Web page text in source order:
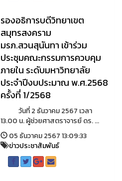
รองอธิการบดีวิทยาเขต
สมุทรสงคราม
มรภ.สวนสุนันทา เข้าร่วม
ประชุมคณะกรรมการควบคุม
ภายใน ระดับมหาวิทยาลัย
ประจำปีงบประมาณ พ.ศ.2568
ครั้งที่ 1/2568
วันที่ 2 ธันวาคม 2567 เวลา
13.00 น. ผู้ช่วยศาสตราจารย์ ดร. ...
05 ธันวาคม 2567 13:09:33
ข่าวประชาสัมพันธ์